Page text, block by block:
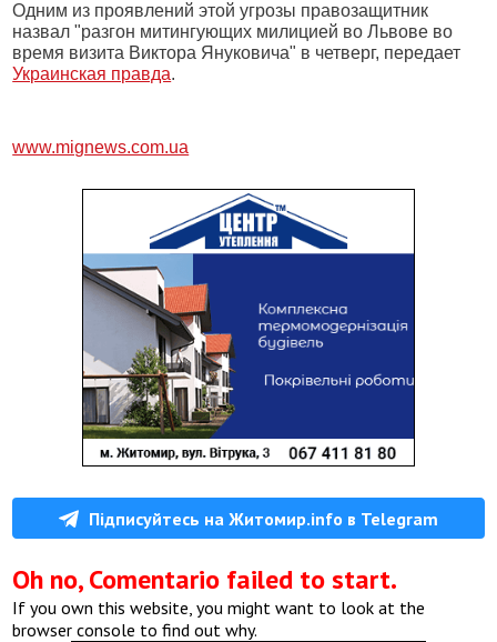
Одним из проявлений этой угрозы правозащитник
назвал "разгон митингующих милицией во Львове во
время визита Виктора Януковича" в четверг, передает
Украинская правда.
www.mignews.com.ua
Підписуйтесь на Житомир.info в Telegram
Oh no, Comentario failed to start.
If you own this website, you might want to look at the
browser console to find out why.